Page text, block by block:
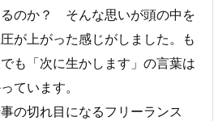
のか？ そんな思いが頭の中を
が上がった感じがしました。も
も「次に生かします」の言葉は
ています。
の切れ目になるフリーランス